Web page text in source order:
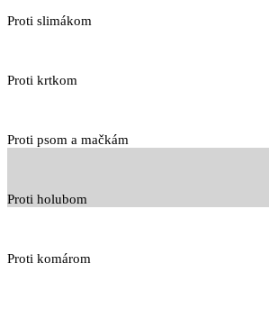
Proti slimákom
Proti krtkom
Proti psom a mačkám
Proti holubom
Proti komárom